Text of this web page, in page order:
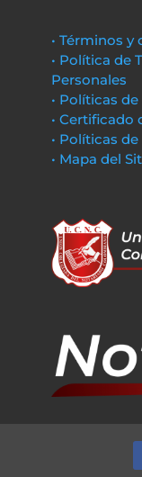
• Términos
• Política de
Personales
• Políticas
• Certificado
• Políticas
• Mapa del